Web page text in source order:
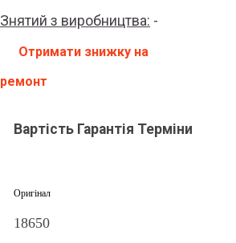
Знятий з виробництва: -
Отримати знижку на
ремонт
Вартість Гарантія Терміни
Оригінал
18650